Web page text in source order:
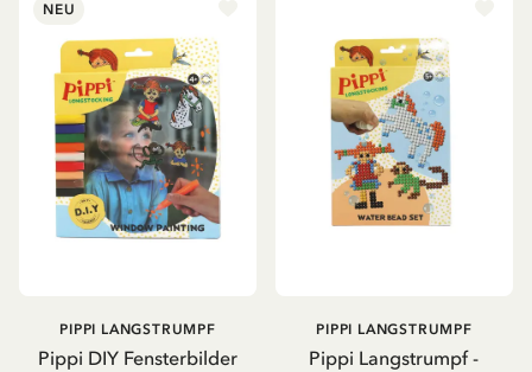
NEU
Pippi DIY Fensterbilder
PIPPI LANGSTRUMPF
Pippi Langstrumpf -
PIPPI LANGSTRUMPF